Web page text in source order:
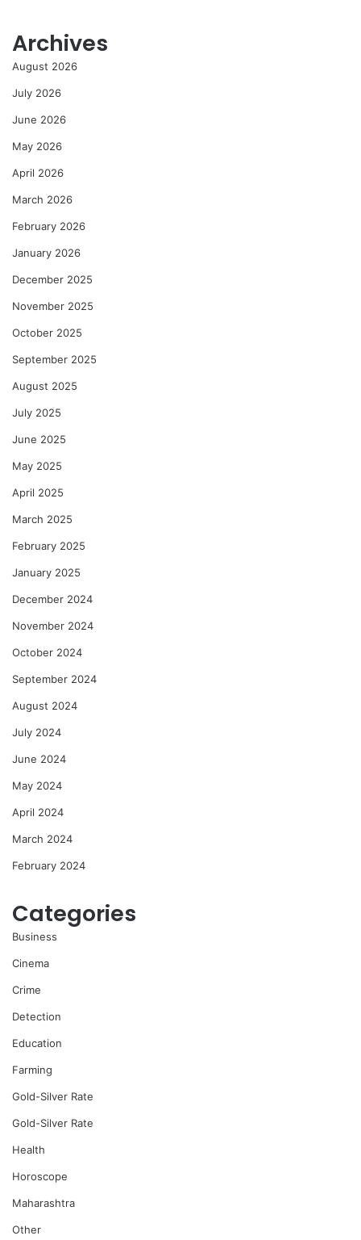
Archives
August 2026
July 2026
June 2026
May 2026
April 2026
March 2026
February 2026
January 2026
December 2025
November 2025
October 2025
September 2025
August 2025
July 2025
June 2025
May 2025
April 2025
March 2025
February 2025
January 2025
December 2024
November 2024
October 2024
September 2024
August 2024
July 2024
June 2024
May 2024
April 2024
March 2024
February 2024
Categories
Business
Cinema
Crime
Detection
Education
Farming
Gold-Silver Rate
Gold-Silver Rate
Health
Horoscope
Maharashtra
Other